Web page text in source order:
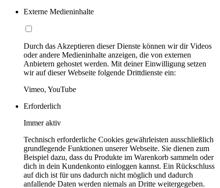
Externe Medieninhalte
Durch das Akzeptieren dieser Dienste können wir dir Videos
oder andere Medieninhalte anzeigen, die von externen
Anbietern gehostet werden. Mit deiner Einwilligung setzen
wir auf dieser Webseite folgende Drittdienste ein:
Vimeo, YouTube
Erforderlich
Immer aktiv
Technisch erforderliche Cookies gewährleisten ausschließlich
grundlegende Funktionen unserer Webseite. Sie dienen zum
Beispiel dazu, dass du Produkte im Warenkorb sammeln oder
dich in dein Kundenkonto einloggen kannst. Ein Rückschluss
auf dich ist für uns dadurch nicht möglich und dadurch
anfallende Daten werden niemals an Dritte weitergegeben.